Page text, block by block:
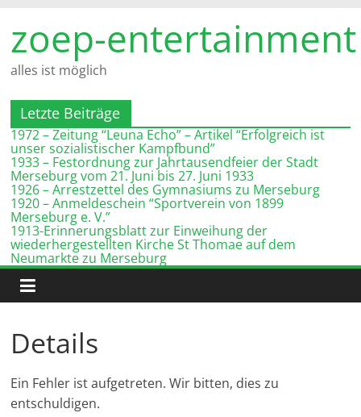
Inhalt
springen
zoep-entertainment
alles ist möglich
Letzte Beiträge
1972 – Zeitung “Leuna Echo” – Artikel “Erfolgreich ist
unser sozialistischer Kampfbund”
1933 – Festordnung zur Jahrtausendfeier der Stadt
Merseburg vom 21. Juni bis 27. Juni 1933
1926 – Arrestzettel des Gymnasiums zu Merseburg
1920 – Anmeldeschein “Sportverein von 1899
Merseburg e. V.”
1913-Erinnerungsblatt zur Einweihung der
wiederhergestellten Kirche St Thomae auf dem
Neumarkte zu Merseburg
Details
Ein Fehler ist aufgetreten. Wir bitten, dies zu
entschuldigen.